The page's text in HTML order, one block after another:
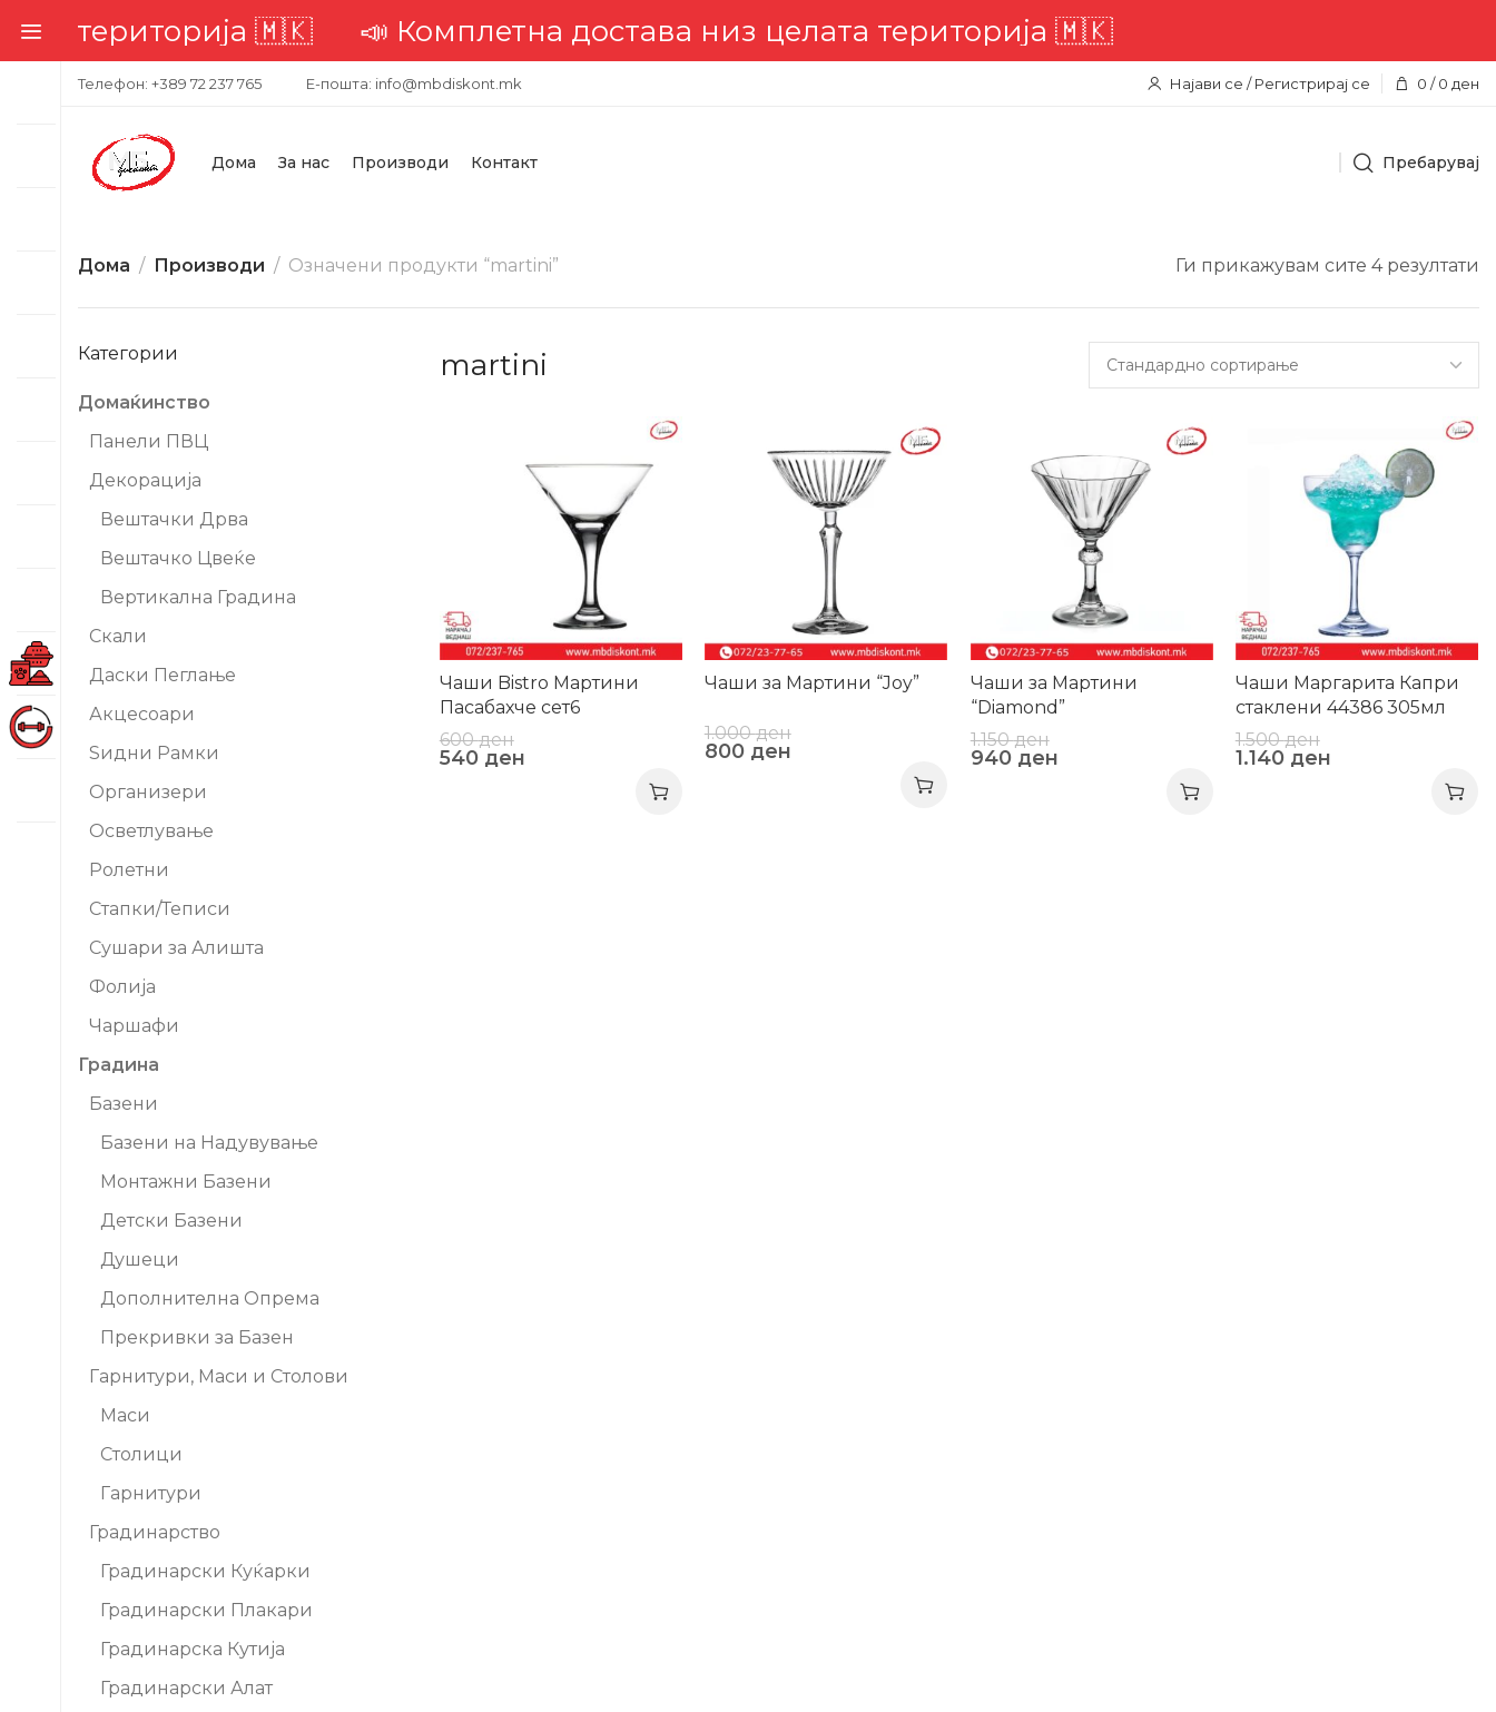
територија 🇲🇰📣 Комплетна достава низ целата територија 🇲🇰
Телефон: +389 72 237 765 Е-пошта: info@mbdiskont.mk Најави се / Регистрирај се 0 / 0 ден
Дома За нас Производи Контакт Пребарувај
Дома Производи Означени продукти “martini” Ги прикажувам сите 4 резултати
Категории
Домаќинство
Панели ПВЦ
Декорација
Вештачки Дрва
Вештачко Цвеќе
Вертикална Градина
Скали
Даски Пеглање
Акцесоари
Ѕидни Рамки
Организери
Осветлување
Ролетни
Стапки/Теписи
Сушари за Алишта
Фолија
Чаршафи
Градина
Базени
Базени на Надувување
Монтажни Базени
Детски Базени
Душеци
Дополнителна Опрема
Прекривки за Базен
Гарнитури, Маси и Столови
Маси
Столици
Гарнитури
Градинарство
Градинарски Куќарки
Градинарски Плакари
Градинарска Кутија
Градинарски Алат
martini
Чаши Bistro Мартини
Пасабахче сет6
600ден
540 ден
Чаши за Мартини “Joy”
1.000ден
800 ден
Чаши за Мартини
“Diamond”
1.150ден
940 ден
Чаши Маргарита Капри
стаклени 44386 305мл
сет 12бр
1.500ден
1.140 ден